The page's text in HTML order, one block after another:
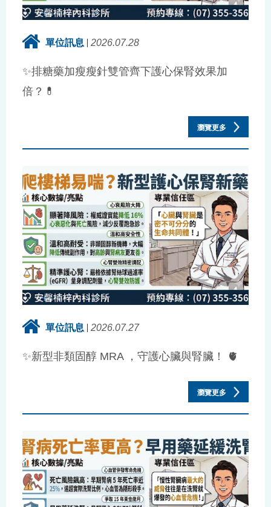
單位訊息 2026.07.28
✨排糖藥加瘦瘦針雙管齊下護心保腎效果加
倍？💊
瀏覽更多
單位訊息 2026.07.27
✨新型非類固醇 MRA ，守護心臟與腎臟！ 🫀
瀏覽更多